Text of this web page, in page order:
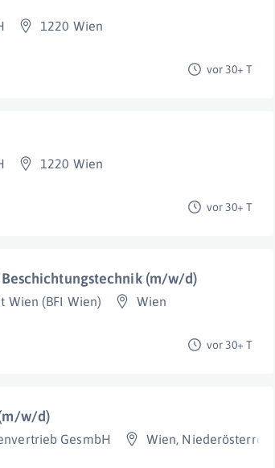
1220 Wien
vor 30+ T
1220 Wien
vor 30+ T
(m/w/d)
Wien (BFI Wien) Wien
vor 30+ T
w/d)
GesmbH Wien, Niederösterreich